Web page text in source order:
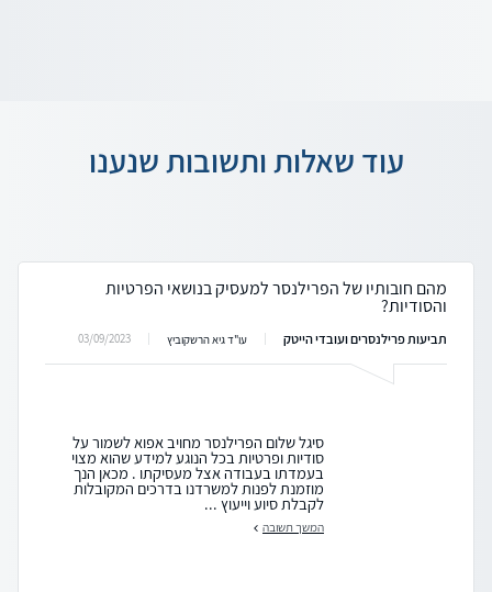
עוד שאלות ותשובות שנענו
מהם חובותיו של הפרילנסר למעסיק בנושאי הפרטיות
והסודיות?
תביעות פרילנסרים ועובדי הייטק עו"ד גיא הרשקוביץ 03/09/2023
סיגל שלום הפרילנסר מחויב אפוא לשמור על
סודיות ופרטיות בכל הנוגע למידע שהוא מצוי
בעמדתו בעבודה אצל מעסיקתו . מכאן הנך
מוזמנת לפנות למשרדנו בדרכים המקובלות
לקבלת סיוע וייעוץ ...
המשך תשובה